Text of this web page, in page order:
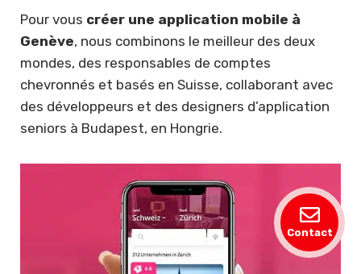
Contact
Pour vous créer une application mobile à
Genève, nous combinons le meilleur des deux
mondes, des responsables de comptes
chevronnés et basés en Suisse, collaborant avec
des développeurs et des designers d’application
seniors à Budapest, en Hongrie.